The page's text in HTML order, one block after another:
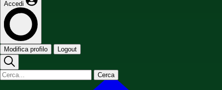
Accedi
Modifica profilo Logout
Cerca